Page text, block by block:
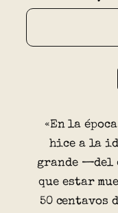
«En la
hice a la
grande —del
que estar
50 centavos